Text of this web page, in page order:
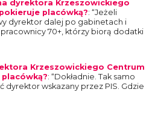
dyrektora Krzeszowickiego
placówką?: “Jeżeli
dyrektor dalej po gabinetach i
70+, którzy biorą dodatki
Krzeszowickiego Centrum
: “Dokładnie. Tak samo
dyrektor wskazany przez PIS. Gdzie